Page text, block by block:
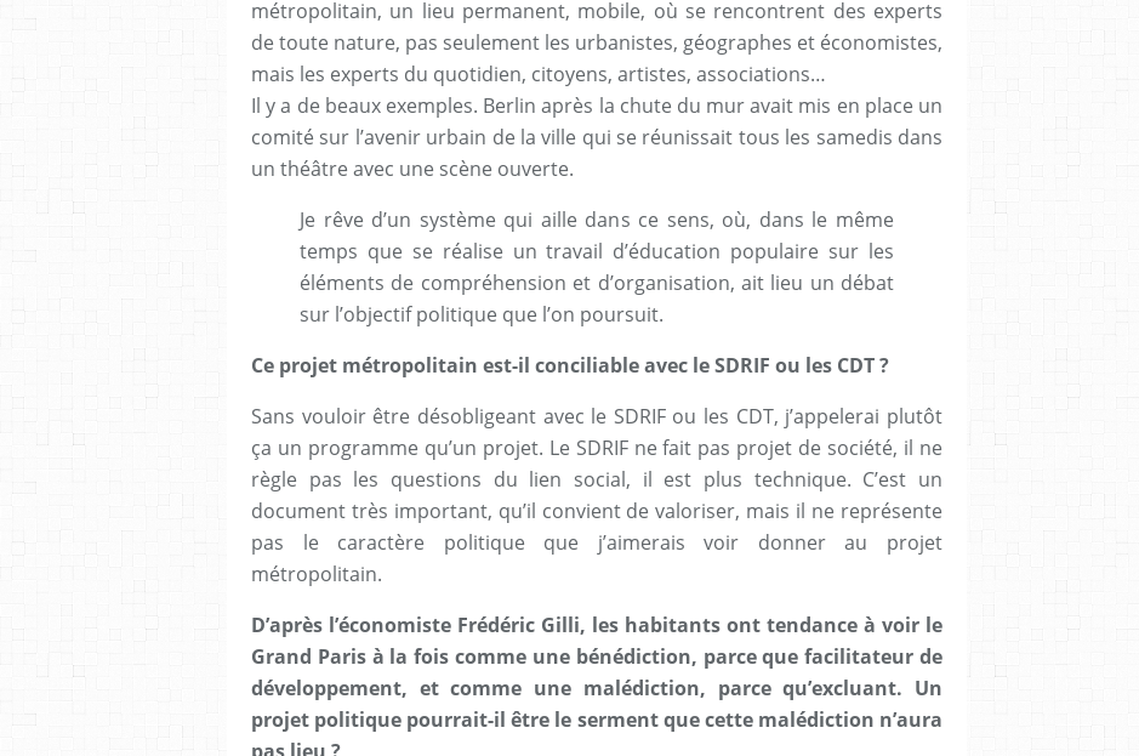
métropolitain, un lieu permanent, mobile, où se rencontrent des experts
de toute nature, pas seulement les urbanistes, géographes et économistes,
mais les experts du quotidien, citoyens, artistes, associations…
Il y a de beaux exemples. Berlin après la chute du mur avait mis en place un
comité sur l’avenir urbain de la ville qui se réunissait tous les samedis dans
un théâtre avec une scène ouverte.
Je rêve d’un système qui aille dans ce sens, où, dans le même
temps que se réalise un travail d’éducation populaire sur les
éléments de compréhension et d’organisation, ait lieu un débat
sur l’objectif politique que l’on poursuit.
Ce projet métropolitain est-il conciliable avec le SDRIF ou les CDT ?
Sans vouloir être désobligeant avec le SDRIF ou les CDT, j’appelerai plutôt
ça un programme qu’un projet. Le SDRIF ne fait pas projet de société, il ne
règle pas les questions du lien social, il est plus technique. C’est un
document très important, qu’il convient de valoriser, mais il ne représente
pas le caractère politique que j’aimerais voir donner au projet
métropolitain.
D’après l’économiste Frédéric Gilli, les habitants ont tendance à voir le
Grand Paris à la fois comme une bénédiction, parce que facilitateur de
développement, et comme une malédiction, parce qu’excluant. Un
projet politique pourrait-il être le serment que cette malédiction n’aura